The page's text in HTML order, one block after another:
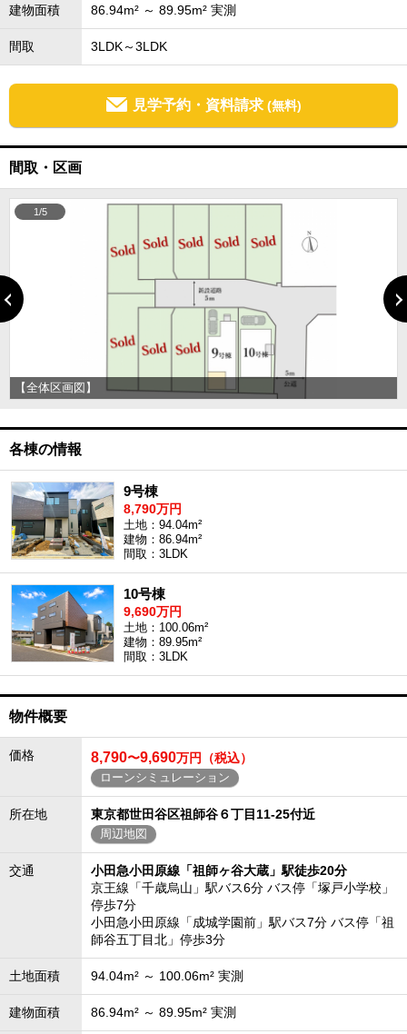
建物面積 86.94m² ～ 89.95m² 実測
間取 3LDK～3LDK
見学予約・資料請求 (無料)
間取・区画
【全体区画図】
1/5
各棟の情報
9号棟
8,790万円
土地：94.04m²
建物：86.94m²
間取：3LDK
10号棟
9,690万円
土地：100.06m²
建物：89.95m²
間取：3LDK
物件概要
価格 8,790〜9,690万円（税込）
ローンシミュレーション
所在地 東京都世田谷区祖師谷６丁目11-25付近
周辺地図
交通
小田急小田原線「祖師ヶ谷大蔵」駅徒歩20分
京王線「千歳烏山」駅バス6分 バス停「塚戸小学校」
停歩7分
小田急小田原線「成城学園前」駅バス7分 バス停「祖
師谷五丁目北」停歩3分
土地面積 94.04m² ～ 100.06m² 実測
建物面積 86.94m² ～ 89.95m² 実測